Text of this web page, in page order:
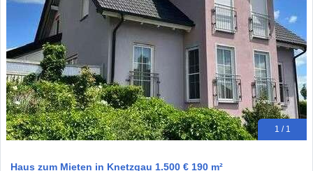
1 / 1
Haus zum Mieten in Knetzgau 1.500 € 190 m²